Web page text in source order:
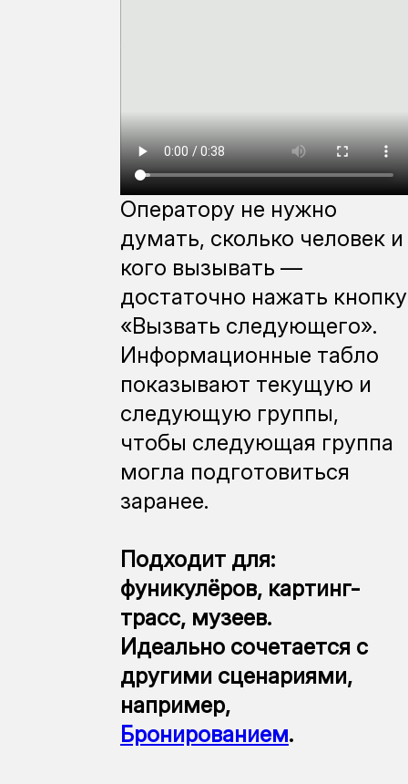
Оператору не нужно
думать, сколько человек и
кого вызывать —
достаточно нажать кнопку
«Вызвать следующего».
Информационные табло
показывают текущую и
следующую группы,
чтобы следующая группа
могла подготовиться
заранее.
Подходит для:
фуникулёров, картинг-
трасс, музеев.
Идеально сочетается с
другими сценариями,
например,
Бронированием.